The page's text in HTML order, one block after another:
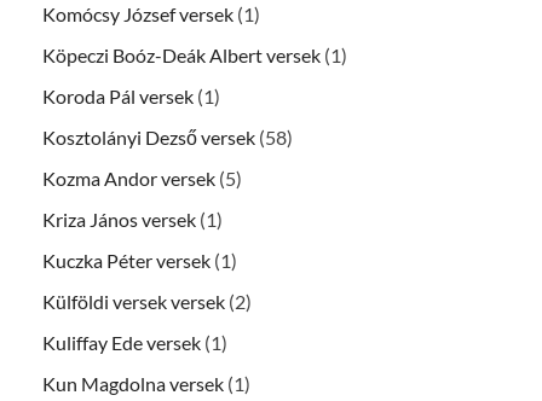
Komócsy József versek (1)
Köpeczi Boóz-Deák Albert versek (1)
Koroda Pál versek (1)
Kosztolányi Dezső versek (58)
Kozma Andor versek (5)
Kriza János versek (1)
Kuczka Péter versek (1)
Külföldi versek versek (2)
Kuliffay Ede versek (1)
Kun Magdolna versek (1)